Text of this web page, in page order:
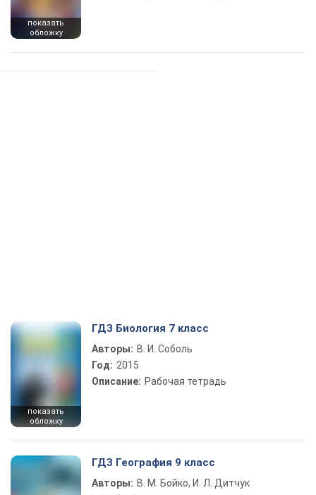
показать
обложку
показать
обложку
ГДЗ Биология 7 класс
Авторы: В. И. Соболь
Год: 2015
Описание: Рабочая тетрадь
ГДЗ География 9 класс
Авторы: В. М. Бойко, И. Л. Дитчук